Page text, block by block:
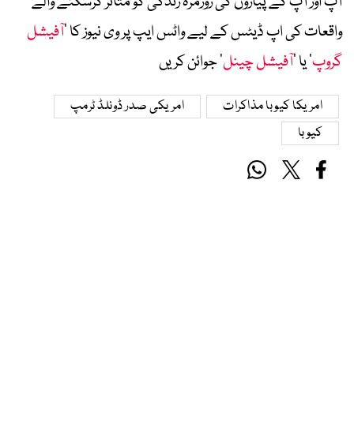
واقعات کی اپ ڈیٹس کے لیے واٹس ایپ پر وی نیوز کا ’آفیشل
گروپ‘ یا ’آفیشل چینل‘ جوائن کریں
امریکا کیوبا مذاکرات
امریکی صدر ڈونلڈ ٹرمپ
کیوبا